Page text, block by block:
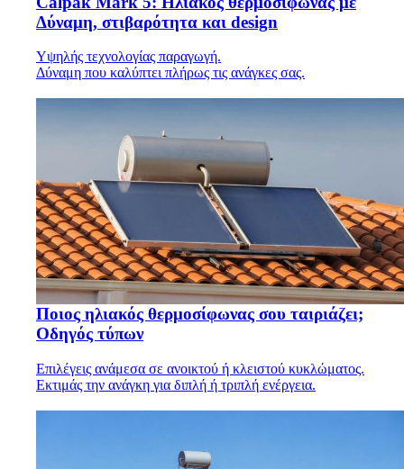
Δύναμη, στιβαρότητα και design
Υψηλής τεχνολογίας παραγωγή.
Δύναμη που καλύπτει πλήρως τις ανάγκες σας.
Ποιος ηλιακός θερμοσίφωνας σου ταιριάζει;
Οδηγός τύπων
Επιλέγεις ανάμεσα σε ανοικτού ή κλειστού κυκλώματος.
Εκτιμάς την ανάγκη για διπλή ή τριπλή ενέργεια.